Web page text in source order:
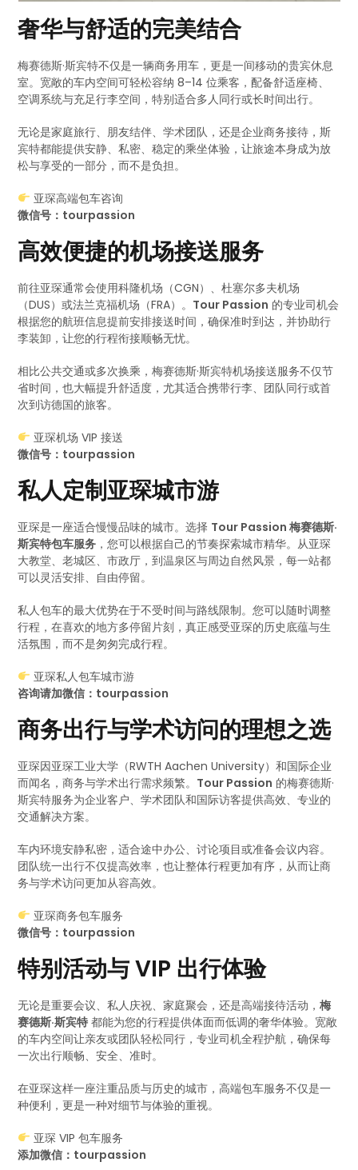
奢华与舒适的完美结合
梅赛德斯·斯宾特不仅是一辆商务用车，更是一间移动的贵宾休息
室。宽敞的车内空间可轻松容纳 8–14 位乘客，配备舒适座椅、
空调系统与充足行李空间，特别适合多人同行或长时间出行。
无论是家庭旅行、朋友结伴、学术团队，还是企业商务接待，斯
宾特都能提供安静、私密、稳定的乘坐体验，让旅途本身成为放
松与享受的一部分，而不是负担。
亚琛高端包车咨询
微信号：tourpassion
高效便捷的机场接送服务
前往亚琛通常会使用科隆机场（CGN）、杜塞尔多夫机场
（DUS）或法兰克福机场（FRA）。 Tour Passion 的专业司机会
根据您的航班信息提前安排接送时间，确保准时到达，并协助行
李装卸，让您的行程衔接顺畅无忧。
相比公共交通或多次换乘，梅赛德斯·斯宾特机场接送服务不仅节
省时间，也大幅提升舒适度，尤其适合携带行李、团队同行或首
次到访德国的旅客。
亚琛机场 VIP 接送
微信号：tourpassion
私人定制亚琛城市游
亚琛是一座适合慢慢品味的城市。选择 Tour Passion 梅赛德斯·
斯宾特包车服务 ，您可以根据自己的节奏探索城市精华。从亚琛
大教堂、老城区、市政厅，到温泉区与周边自然风景，每一站都
可以灵活安排、自由停留。
私人包车的最大优势在于不受时间与路线限制。您可以随时调整
行程，在喜欢的地方多停留片刻，真正感受亚琛的历史底蕴与生
活氛围，而不是匆匆完成行程。
亚琛私人包车城市游
咨询请加微信：tourpassion
商务出行与学术访问的理想之选
亚琛因亚琛工业大学（RWTH Aachen University）和国际企业
而闻名，商务与学术出行需求频繁。 Tour Passion 的梅赛德斯·
斯宾特服务为企业客户、学术团队和国际访客提供高效、专业的
交通解决方案。
车内环境安静私密，适合途中办公、讨论项目或准备会议内容。
团队统一出行不仅提高效率，也让整体行程更加有序，从而让商
务与学术访问更加从容高效。
亚琛商务包车服务
微信号：tourpassion
特别活动与 VIP 出行体验
无论是重要会议、私人庆祝、家庭聚会，还是高端接待活动，梅
赛德斯·斯宾特 都能为您的行程提供体面而低调的奢华体验。宽敞
的车内空间让亲友或团队轻松同行，专业司机全程护航，确保每
一次出行顺畅、安全、准时。
在亚琛这样一座注重品质与历史的城市，高端包车服务不仅是一
种便利，更是一种对细节与体验的重视。
亚琛 VIP 包车服务
添加微信：tourpassion